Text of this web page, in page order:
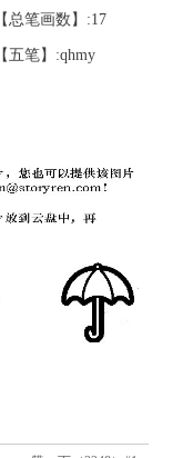
【总笔画数】:17
【五笔】:qhmy